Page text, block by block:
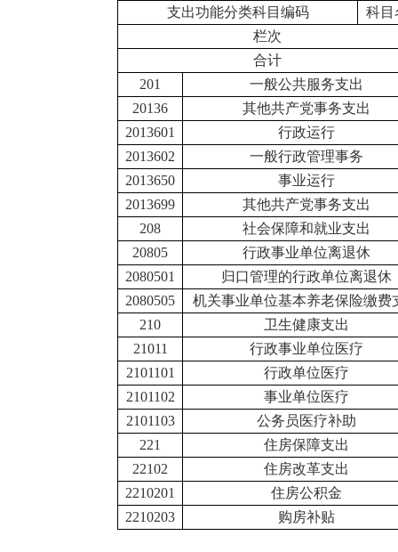
支出功能分类科目编码
科目
栏次
合计
201
一般公共服务支出
20136
其他共产党事务支出
2013601
行政运行
2013602
一般行政管理事务
2013650
事业运行
2013699
其他共产党事务支出
208
社会保障和就业支出
20805
行政事业单位离退休
2080501
归口管理的行政单位离退休
2080505
机关事业单位基本养老保险缴费
210
卫生健康支出
21011
行政事业单位医疗
2101101
行政单位医疗
2101102
事业单位医疗
2101103
公务员医疗补助
221
住房保障支出
22102
住房改革支出
2210201
住房公积金
2210203
购房补贴